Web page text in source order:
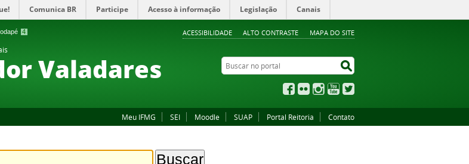
4 ACESSIBILIDADE ALTO CONTRASTE MAPA DO SITE
Comunica BR Participe Acesso à informação Legislação Canais
Valadares Buscar no portal
Facebook
Flickr InstagramYouTube
Meu IFMG SEI Moodle SUAP Portal Reitoria Contato